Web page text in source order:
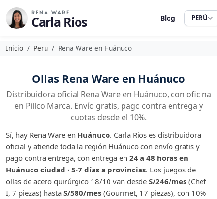
RENA WARE
Carla Rios Blog PERÚ
Inicio Peru Rena Ware en Huánuco
Ollas Rena Ware en Huánuco
Distribuidora oficial Rena Ware en Huánuco, con oficina
en Pillco Marca. Envío gratis, pago contra entrega y
cuotas desde el 10%.
Sí, hay Rena Ware en Huánuco. Carla Rios es distribuidora
oficial y atiende toda la región Huánuco con envío gratis y
pago contra entrega, con entrega en 24 a 48 horas en
Huánuco ciudad · 5-7 días a provincias. Los juegos de
ollas de acero quirúrgico 18/10 van desde S/246/mes (Chef
I, 7 piezas) hasta S/580/mes (Gourmet, 17 piezas), con 10%